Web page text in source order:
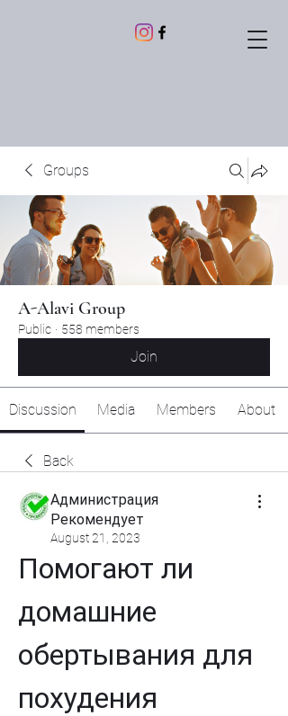
Groups
A-Alavi Group
Public · 558 members
Join
Discussion Media Members About
Back
Администрация
Рекомендует
August 21, 2023
Помогают ли
домашние
обертывания для
похудения